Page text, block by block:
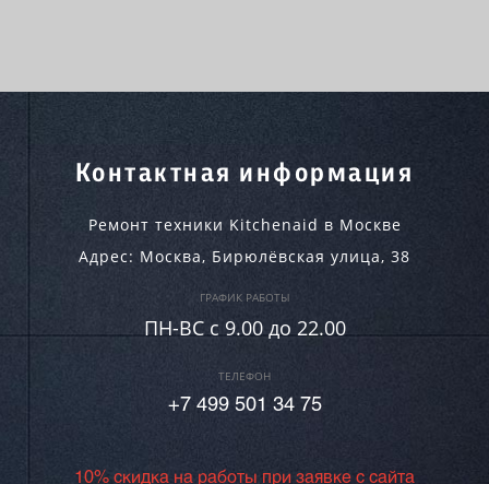
Контактная информация
Ремонт техники Kitchenaid в Москве
Адрес: Москва, Бирюлёвская улица, 38
ГРАФИК РАБОТЫ
ПН-ВC c 9.00 до 22.00
ТЕЛЕФОН
+7 499 501 34 75
10% скидка на работы при заявке с сайта